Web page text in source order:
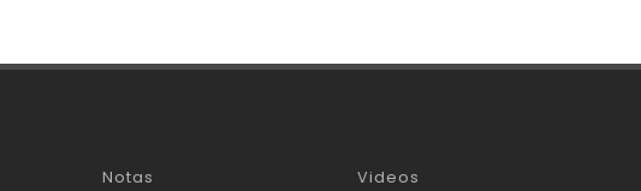
Notas Videos